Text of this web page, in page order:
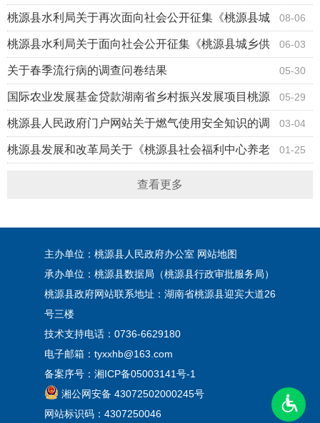
沅水桃源枢纽二线船闸项目国有土地上房屋征收与补
偿工作方案意见的结果反馈
08-06
桃源县水利局关于再次面向社会公开征集《桃源县城
乡供水高质量发展规划》（2024－2027年）意见的
结果反馈
06-03
桃源县水利局关于面向社会公开征集《桃源县城乡供
水高质量发展规划》（2024－2027年）意见的结果
反馈
05-30
关于春季流行病的调查问卷结果
05-29
国际农业发展基金贷款湖南省乡村振兴发展项目桃源
县商业计划书评审结果 03-04
桃源县人民政府门户网站关于燃气使用安全知识的调
查问卷结果 01-25
桃源县发展和改革局关于《桃源县社会福利中心养老
查看更多
主办单位：桃源县人民政府办公室 网站地图
承办单位：桃源县数据局（桃源县行政审批服务局）
桃源县政府网站联系地址：湖南省桃源县迎宾大道26
号三楼
技术支持电话：0736-6629180
电子邮箱：tyxxhb@163.com
备案序号： 湘ICP备05003141号-1
湘公网安备 43072502000245号
网站标识码：4307250046